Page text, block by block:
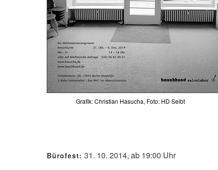
Grafik: Christian Hasucha, Foto: HD Seibt
Bürofest: 31. 10. 2014, ab 19:00 Uhr